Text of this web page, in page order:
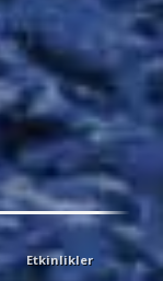
Etkinlikler